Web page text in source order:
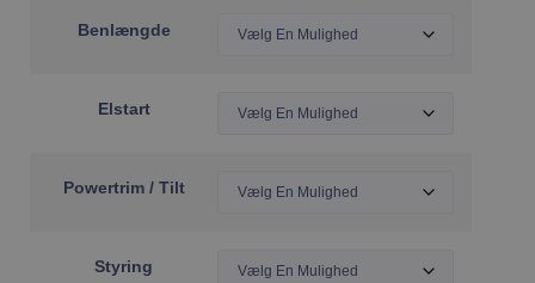
Benlængde
Elstart
Powertrim / Tilt
Styring